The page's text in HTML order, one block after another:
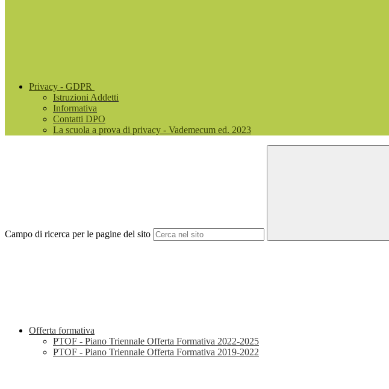
Privacy - GDPR
Istruzioni Addetti
Informativa
Contatti DPO
La scuola a prova di privacy - Vademecum ed. 2023
Campo di ricerca per le pagine del sito
Offerta formativa
PTOF - Piano Triennale Offerta Formativa 2022-2025
PTOF - Piano Triennale Offerta Formativa 2019-2022